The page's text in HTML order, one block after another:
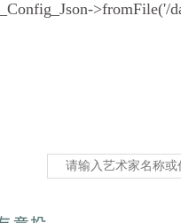
>fromFile('/